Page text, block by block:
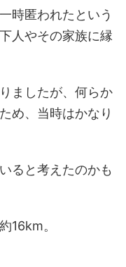
時匿われたという
人やその家族に縁
ましたが、何らか
め、当時はかなり
ると考えたのかも
16km。